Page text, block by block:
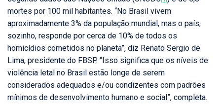
mortes por 100 mil habitantes. “No Brasil vivem
aproximadamente 3% da população mundial, mas o país,
sozinho, responde por cerca de 10% de todos os
homicídios cometidos no planeta”, diz Renato Sergio de
Lima, presidente do FBSP. “Isso significa que os níveis de
violência letal no Brasil estão longe de serem
considerados adequados e/ou condizentes com padrões
mínimos de desenvolvimento humano e social”, completa.